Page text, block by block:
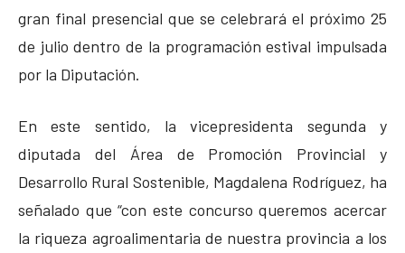
gran final presencial que se celebrará el próximo 25
de julio dentro de la programación estival impulsada
por la Diputación.
En este sentido, la vicepresidenta segunda y
diputada del Área de Promoción Provincial y
Desarrollo Rural Sostenible, Magdalena Rodríguez, ha
señalado que “con este concurso queremos acercar
la riqueza agroalimentaria de nuestra provincia a los